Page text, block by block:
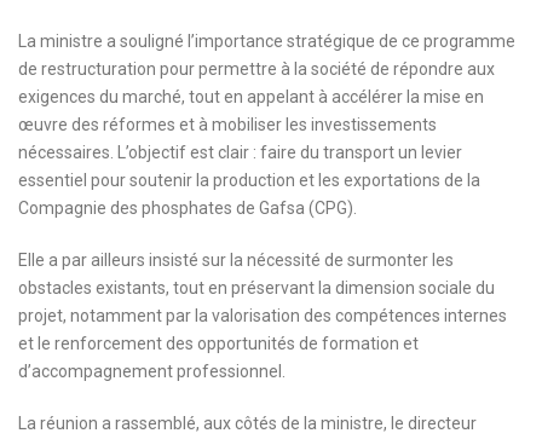
La ministre a souligné l’importance stratégique de ce programme
de restructuration pour permettre à la société de répondre aux
exigences du marché, tout en appelant à accélérer la mise en
œuvre des réformes et à mobiliser les investissements
nécessaires. L’objectif est clair : faire du transport un levier
essentiel pour soutenir la production et les exportations de la
Compagnie des phosphates de Gafsa (CPG).
Elle a par ailleurs insisté sur la nécessité de surmonter les
obstacles existants, tout en préservant la dimension sociale du
projet, notamment par la valorisation des compétences internes
et le renforcement des opportunités de formation et
d’accompagnement professionnel.
La réunion a rassemblé, aux côtés de la ministre, le directeur